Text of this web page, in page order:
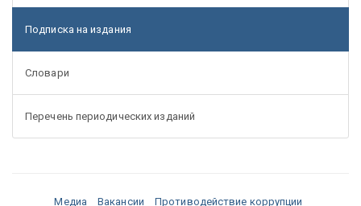
Подписка на издания
Словари
Перечень периодических изданий
Медиа Вакансии Противодействие коррупции